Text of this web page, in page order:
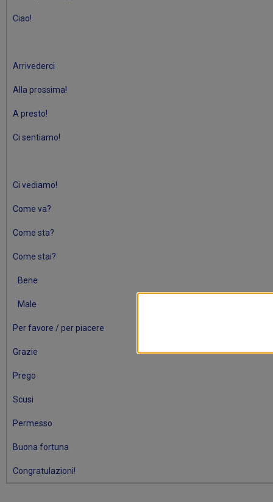
Ciao!
Arrivederci
Alla prossima!
A presto!
Ci sentiamo!
Ci vediamo!
Come va?
Come sta?
Come stai?
Bene
Male
Per favore / per piacere
Grazie
Prego
Scusi
Permesso
Buona fortuna
Congratulazioni!